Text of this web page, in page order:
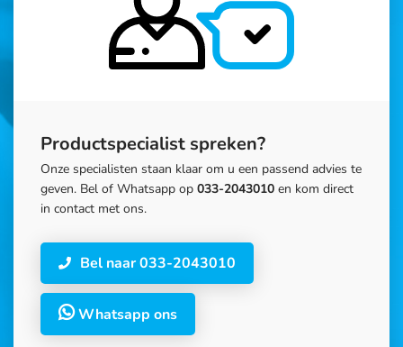
Productspecialist spreken?
Onze specialisten staan klaar om u een passend advies te
geven. Bel of Whatsapp op 033-2043010 en kom direct
in contact met ons.
Bel naar 033-2043010
Whatsapp ons